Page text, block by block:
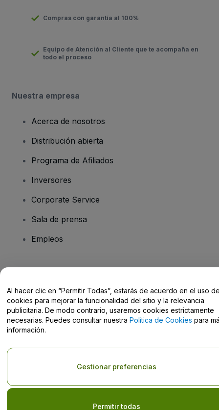
Compras con garantía al 100%
Equipo de Atención al Cliente que te acompaña en
todo el proceso
Nuestra empresa
Acerca de nosotros
Distribución abierta
Programa de Afiliados
Inversores
Corporate Service
Sala de prensa
Empleos
Centro de Ayuda / Contacto
El uso de este sitio web constituye la aceptación de los
Política de Privacidad, de laPolítica de Cookies
No compartir mi información personal ni tus opciones de
Al hacer clic en “Permitir Todas”, estarás de acuerdo en el uso
cookies para mejorar la funcionalidad del sitio y la relevancia
publicitaria. De modo contrario, usaremos cookies estrictamente
necesarias. Puedes consultar nuestra Política de Cookies para
información.
Permitir todas
Gestionar preferencias